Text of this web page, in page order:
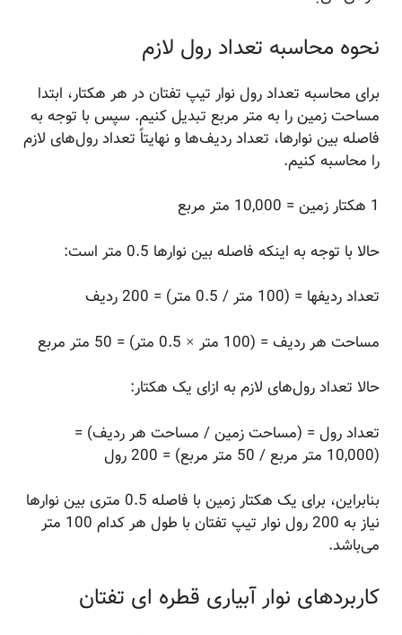
نحوه محاسبه تعداد رول لازم
برای محاسبه تعداد رول نوار تیپ تفتان در هر هکتار، ابتدا
مساحت زمین را به متر مربع تبدیل کنیم. سپس با توجه به
فاصله بین نوارها، تعداد ردیف‌ها و نهایتاً تعداد رول‌های لازم
را محاسبه کنیم.
حالا با توجه به اینکه فاصله بین نوارها 0.5 متر است:
تعداد ردیفها = (100 متر / 0.5 متر) = 200 ردیف
مساحت هر ردیف = (100 متر × 0.5 متر) = 50 متر مربع
حالا تعداد رول‌های لازم به ازای یک هکتار:
تعداد رول = (مساحت زمین / مساحت هر ردیف) =
بنابراین، برای یک هکتار زمین با فاصله 0.5 متری بین نوارها
نیاز به 200 رول نوار تیپ تفتان با طول هر کدام 100 متر
می‌باشد.
کاربردهای نوار آبیاری قطره ای تفتان